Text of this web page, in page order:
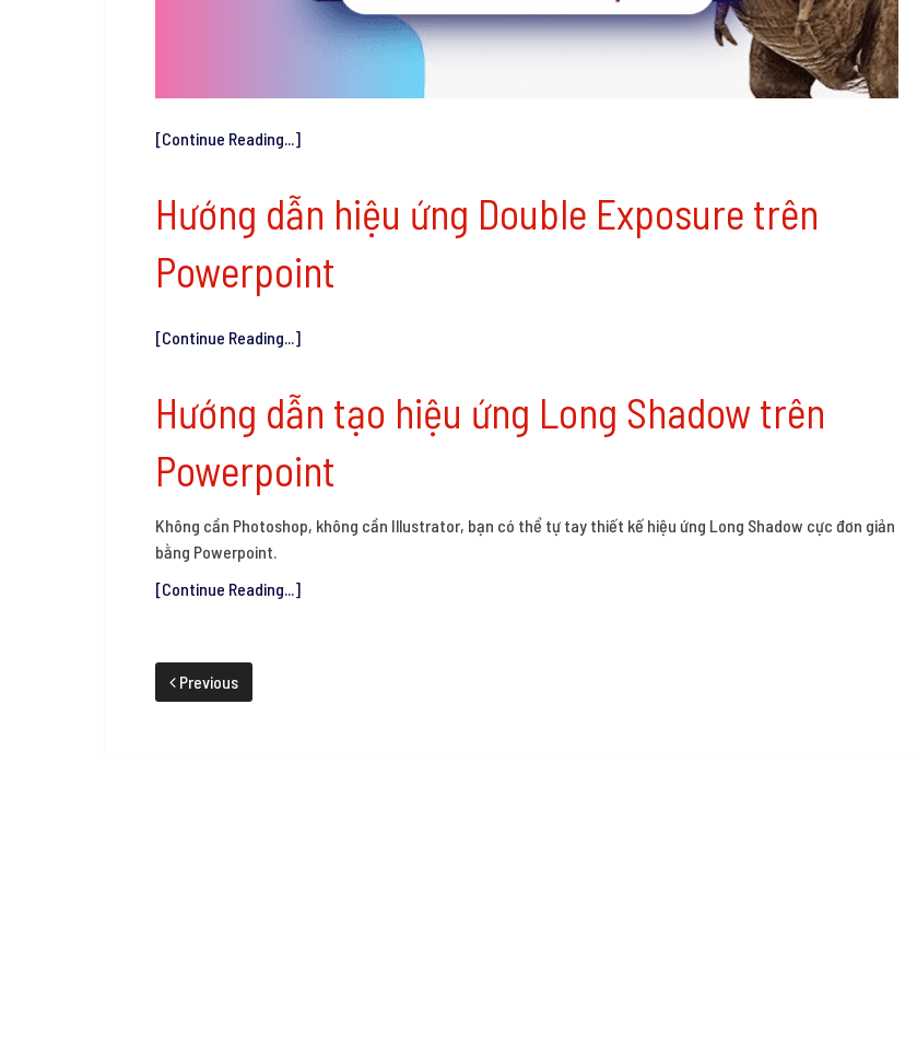
[Continue Reading...]
Hướng dẫn hiệu ứng Double Exposure trên
Powerpoint
[Continue Reading...]
Hướng dẫn tạo hiệu ứng Long Shadow trên
Powerpoint
Không cần Photoshop, không cần Illustrator, bạn có thể tự tay thiết kế hiệu ứng Long Shadow cực đơn giản
bằng Powerpoint.
[Continue Reading...]
Previous